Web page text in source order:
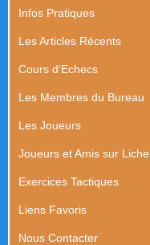
Infos Pratiques
Les Articles Récents
Cours d'Echecs
Les Membres du Bureau
Les Joueurs
Joueurs et Amis sur
Exercices Tactiques
Liens Favoris
Nous Contacter